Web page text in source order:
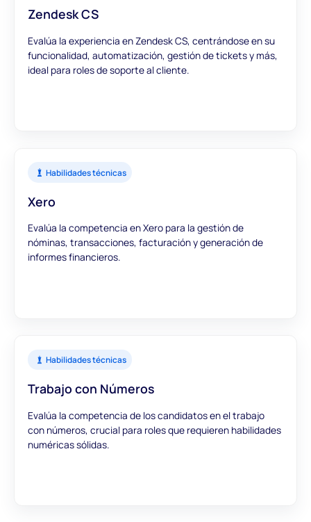
Zendesk CS
Evalúa la experiencia en Zendesk CS, centrándose en su
funcionalidad, automatización, gestión de tickets y más,
ideal para roles de soporte al cliente.
Habilidades técnicas
Xero
Evalúa la competencia en Xero para la gestión de
nóminas, transacciones, facturación y generación de
informes financieros.
Habilidades técnicas
Trabajo con Números
Evalúa la competencia de los candidatos en el trabajo
con números, crucial para roles que requieren habilidades
numéricas sólidas.